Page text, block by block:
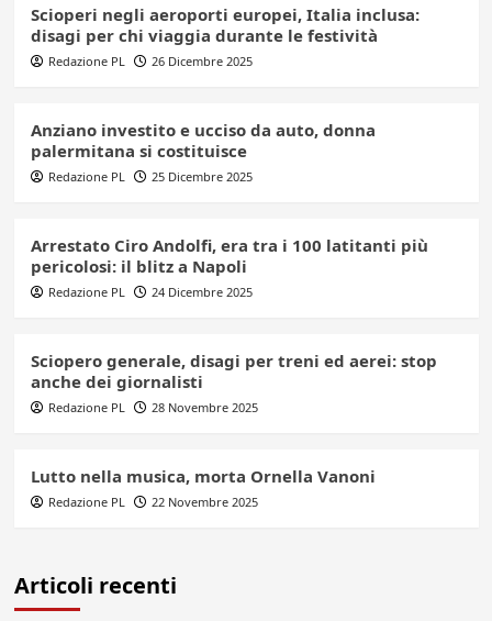
Scioperi negli aeroporti europei, Italia inclusa:
disagi per chi viaggia durante le festività
Redazione PL 26 Dicembre 2025
Anziano investito e ucciso da auto, donna
palermitana si costituisce
Redazione PL 25 Dicembre 2025
Arrestato Ciro Andolfi, era tra i 100 latitanti più
pericolosi: il blitz a Napoli
Redazione PL 24 Dicembre 2025
Sciopero generale, disagi per treni ed aerei: stop
anche dei giornalisti
Redazione PL 28 Novembre 2025
Lutto nella musica, morta Ornella Vanoni
Redazione PL 22 Novembre 2025
Articoli recenti